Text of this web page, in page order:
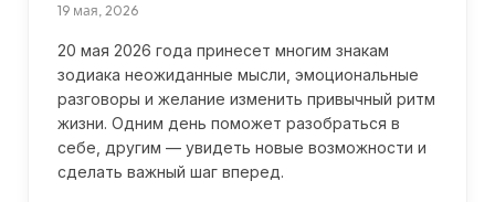
19 мая, 2026
20 мая 2026 года принесет многим знакам
зодиака неожиданные мысли, эмоциональные
разговоры и желание изменить привычный ритм
жизни. Одним день поможет разобраться в
себе, другим — увидеть новые возможности и
сделать важный шаг вперед.